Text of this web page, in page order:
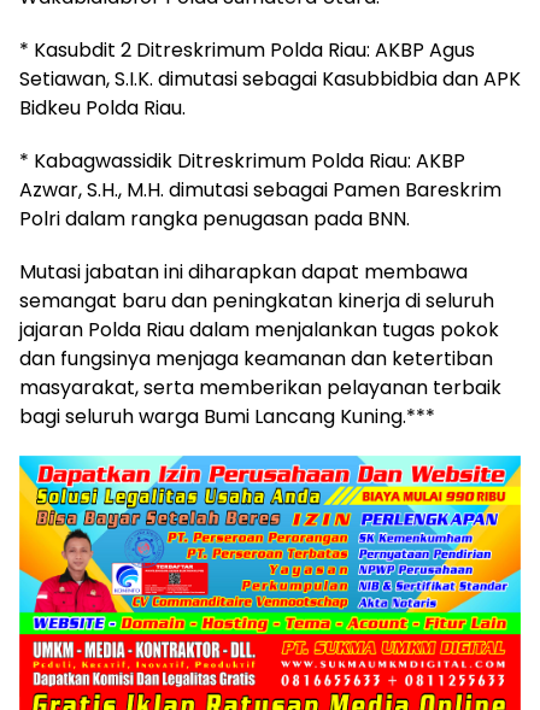
* Kasubdit 2 Ditreskrimum Polda Riau: AKBP Agus
Setiawan, S.I.K. dimutasi sebagai Kasubbidbia dan APK
Bidkeu Polda Riau.
* Kabagwassidik Ditreskrimum Polda Riau: AKBP
Azwar, S.H., M.H. dimutasi sebagai Pamen Bareskrim
Polri dalam rangka penugasan pada BNN.
Mutasi jabatan ini diharapkan dapat membawa
semangat baru dan peningkatan kinerja di seluruh
jajaran Polda Riau dalam menjalankan tugas pokok
dan fungsinya menjaga keamanan dan ketertiban
masyarakat, serta memberikan pelayanan terbaik
bagi seluruh warga Bumi Lancang Kuning.***